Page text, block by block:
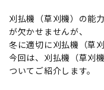
刈払機（草刈機）の能
が欠かせませんが、
冬に適切に刈払機（草
今回は、刈払機（草刈
ついてご紹介します。